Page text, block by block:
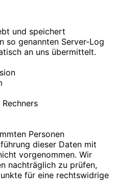
und speichert
so genannten Server-Log
an uns übermittelt.
Personen
dieser Daten mit
vorgenommen. Wir
nachträglich zu prüfen,
für eine rechtswidrige